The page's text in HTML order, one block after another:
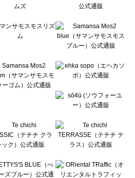
ク）のカーディガン一覧
ーディガン一覧
）のカーディガン一覧
ディガン一覧